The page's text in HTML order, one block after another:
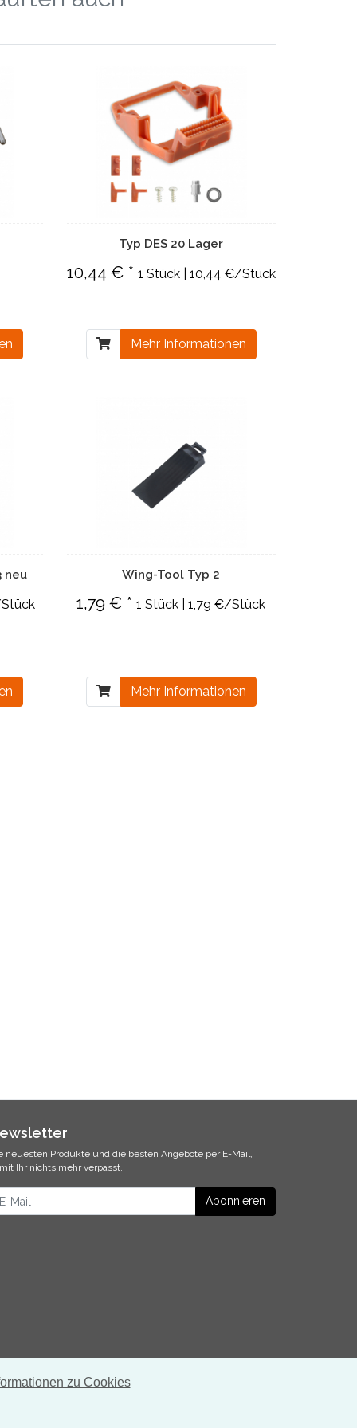
Typ DES 20 Lager
10,44 € * 1 Stück | 10,44 €/Stück
Mehr Informationen
neu Wing-Tool Typ 2
1,79 € *1 Stück | 1,79 €/Stück
Mehr Informationen
neuesten Produkte und die besten Angebote per E-Mail,
Ihr nichts mehr verpasst.
Abonnieren
* inkl. MwSt., zzgl.
zu Cookies